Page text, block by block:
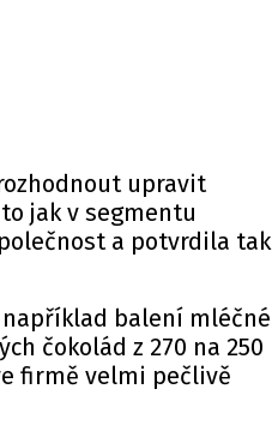
upravit
jak v segmentu
a potvrdila tak
například balení mléčné
čokolád z 270 na 250
firmě velmi pečlivě